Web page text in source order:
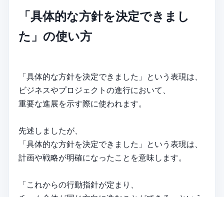
「具体的な方針を決定できまし
た」の使い方
「具体的な方針を決定できました」という表現は、
ビジネスやプロジェクトの進行において、
重要な進展を示す際に使われます。
先述しましたが、
「具体的な方針を決定できました」という表現は、
計画や戦略が明確になったことを意味します。
「これからの行動指針が定まり、